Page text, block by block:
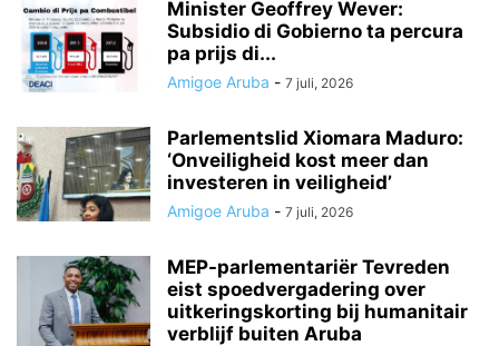
Minister Geoffrey Wever:
Subsidio di Gobierno ta percura
pa prijs di...
Amigoe Aruba - 7 juli, 2026
Parlementslid Xiomara Maduro:
‘Onveiligheid kost meer dan
investeren in veiligheid’
Amigoe Aruba - 7 juli, 2026
MEP-parlementariër Tevreden
eist spoedvergadering over
uitkeringskorting bij humanitair
verblijf buiten Aruba